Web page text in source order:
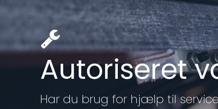
Autoriseret
Har du brug for hjælp til